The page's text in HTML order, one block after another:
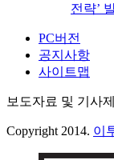
전략’
PC버전
공지사항
사이트맵
보도자료 및 기사
Copyright 2014. 이